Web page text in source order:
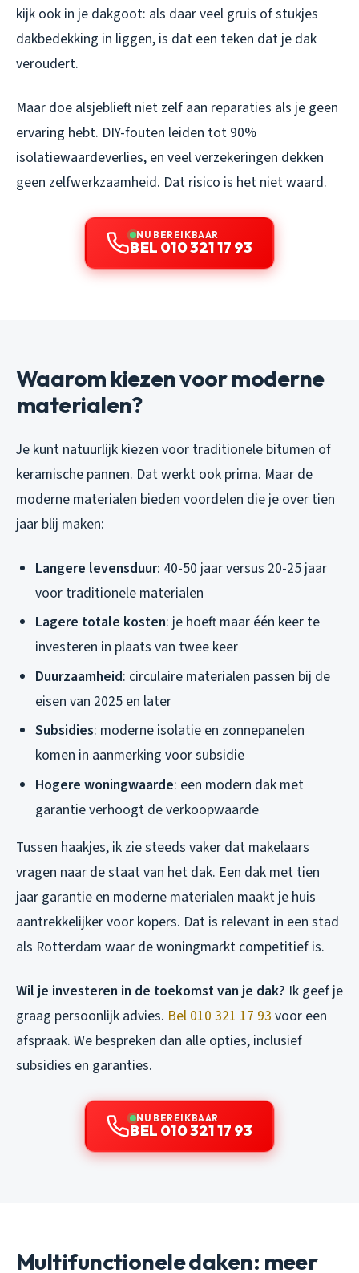
kijk ook in je dakgoot: als daar veel gruis of stukjes
dakbedekking in liggen, is dat een teken dat je dak
veroudert.
Maar doe alsjeblieft niet zelf aan reparaties als je geen
ervaring hebt. DIY-fouten leiden tot 90%
isolatiewaardeverlies, en veel verzekeringen dekken
geen zelfwerkzaamheid. Dat risico is het niet waard.
NU BEREIKBAAR
BEL 010 321 17 93
Waarom kiezen voor moderne
materialen?
Je kunt natuurlijk kiezen voor traditionele bitumen of
keramische pannen. Dat werkt ook prima. Maar de
moderne materialen bieden voordelen die je over tien
jaar blij maken:
Langere levensduur: 40-50 jaar versus 20-25 jaar
voor traditionele materialen
Lagere totale kosten: je hoeft maar één keer te
investeren in plaats van twee keer
Duurzaamheid: circulaire materialen passen bij de
eisen van 2025 en later
Subsidies: moderne isolatie en zonnepanelen
komen in aanmerking voor subsidie
Hogere woningwaarde: een modern dak met
garantie verhoogt de verkoopwaarde
Tussen haakjes, ik zie steeds vaker dat makelaars
vragen naar de staat van het dak. Een dak met tien
jaar garantie en moderne materialen maakt je huis
aantrekkelijker voor kopers. Dat is relevant in een stad
als Rotterdam waar de woningmarkt competitief is.
Wil je investeren in de toekomst van je dak? Ik geef je
graag persoonlijk advies. Bel 010 321 17 93 voor een
afspraak. We bespreken dan alle opties, inclusief
subsidies en garanties.
NU BEREIKBAAR
BEL 010 321 17 93
Multifunctionele daken: meer